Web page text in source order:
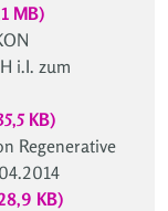
MB)
i.I. zum
KB)
Regenerative
KB)